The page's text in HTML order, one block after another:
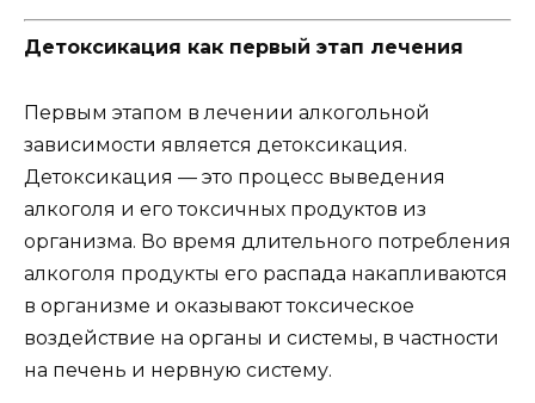
Детоксикация как первый этап лечения
Первым этапом в лечении алкогольной
зависимости является детоксикация.
Детоксикация — это процесс выведения
алкоголя и его токсичных продуктов из
организма. Во время длительного потребления
алкоголя продукты его распада накапливаются
в организме и оказывают токсическое
воздействие на органы и системы, в частности
на печень и нервную систему.